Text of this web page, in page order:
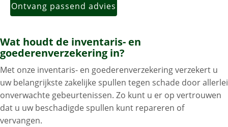
Ontvang passend advies
Wat houdt de inventaris- en
goederenverzekering in?
Met onze inventaris- en goederenverzekering verzekert u
uw belangrijkste zakelijke spullen tegen schade door allerlei
onverwachte gebeurtenissen. Zo kunt u er op vertrouwen
dat u uw beschadigde spullen kunt repareren of
vervangen.